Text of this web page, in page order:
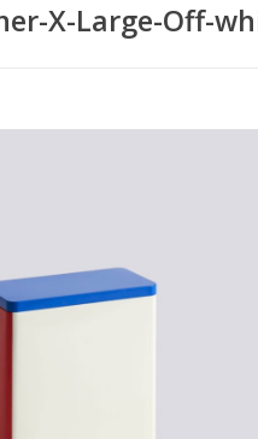
X-Large-Off-